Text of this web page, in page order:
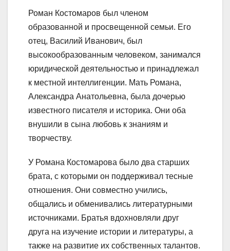
Роман Костомаров был членом
образованной и просвещенной семьи. Его
отец, Василий Иванович, был
высокообразованным человеком, занимался
юридической деятельностью и принадлежал
к местной интеллигенции. Мать Романа,
Александра Анатольевна, была дочерью
известного писателя и историка. Они оба
внушили в сына любовь к знаниям и
творчеству.
У Романа Костомарова было два старших
брата, с которыми он поддерживал тесные
отношения. Они совместно учились,
общались и обменивались литературными
источниками. Братья вдохновляли друг
друга на изучение истории и литературы, а
также на развитие их собственных талантов.